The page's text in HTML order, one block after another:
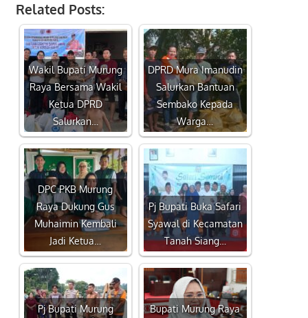
Related Posts:
Wakil Bupati Murung
Raya Bersama Wakil
Ketua DPRD
Salurkan…
DPRD Mura Imanudin
Salurkan Bantuan
Sembako Kepada
Warga…
DPC PKB Murung
Raya Dukung Gus
Muhaimin Kembali
Jadi Ketua…
Pj Bupati Buka Safari
Syawal di Kecamatan
Tanah Siang…
Pj Bupati Murung
Bupati Murung Raya